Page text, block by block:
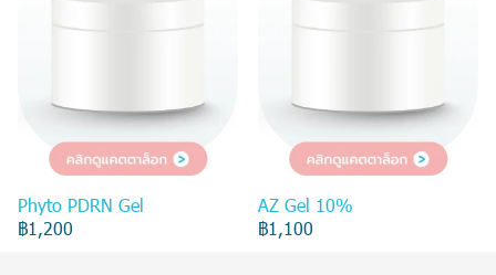
Phyto PDRN Gel
฿1,200
AZ Gel 10%
฿1,100